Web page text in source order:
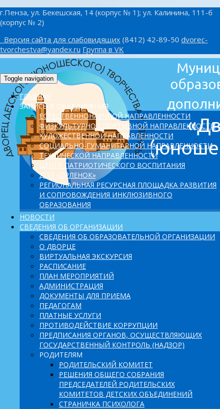
г.Пенза, ул. Бекешская, 14 (корпус № 1); ул. Калинина, 111-б
(корпус № 2)
Версия сайта для слабовидящих (8412) 42-89-50 dvorec-
tvorchestva@yandex.ru Группа в VK
Toggle navigation
ГЛАВНАЯ
ЗАПИСЬ В ОБЪЕДИНЕНИЯ
ЕСТЕСТВЕННОНАУЧНОЙ НАПРАВЛЕННОСТИ
ФИЗКУЛЬТУРНО-СПОРТИВНОЙ НАПРАВЛЕННОСТИ
ХУДОЖЕСТВЕННОЙ НАПРАВЛЕННОСТИ
СОЦИАЛЬНО-ГУМАНИТАРНОЙ НАПРАВЛЕННОСТИ
ТЕХНИЧЕСКОЙ НАПРАВЛЕННОСТИ
ЦЕНТР ПАТРИОТИЧЕСКОГО ВОСПИТАНИЯ
ДОЛ «ОРЛЕНОК»
PЕГИОНАЛЬНАЯ РЕСУРСНАЯ ПЛОЩАДКА РАЗВИТИЯ
И СОПРОВОЖДЕНИЯ ИНКЛЮЗИВНОГО
ОБРАЗОВАНИЯ
НОВОСТИ
СВЕДЕНИЯ ОБ ОРГАНИЗАЦИИ
СВЕДЕНИЯ ОБ ОБРАЗОВАТЕЛЬНОЙ ОРГАНИЗАЦИИ
О ДВОРЦЕ
ВИРТУАЛЬНАЯ ЭКСКУРСИЯ
РАСПИСАНИЕ
ПЛАН МЕРОПРИЯТИЙ
АДМИНИСТРАЦИЯ
ДОКУМЕНТЫ ДЛЯ ПРИЕМА
ПЕДАГОГАМ
ПЛАТНЫЕ УСЛУГИ
ПРОТИВОДЕЙСТВИЕ КОРРУПЦИИ
ПРЕДПИСАНИЯ ОРГАНОВ, ОСУЩЕСТВЛЯЮЩИХ
ГОСУДАРСТВЕННЫЙ КОНТРОЛЬ (НАДЗОР)
РОДИТЕЛЯМ
РОДИТЕЛЬСКИЙ КОМИТЕТ
РЕШЕНИЯ ОБЩЕГО СОБРАНИЯ
ПРЕДСЕДАТЕЛЕЙ РОДИТЕЛЬСКИХ
КОМИТЕТОВ ДЕТСКИХ ОБЪЕДИНЕНИЙ
СТРАНИЧКА ПСИХОЛОГА